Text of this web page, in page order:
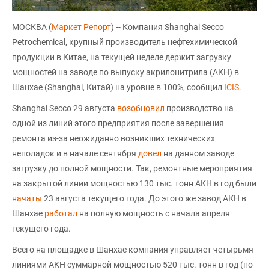
МОСКВА (Маркет Репорт) -- Компания Shanghai Secco
Petrochemical, крупный производитель нефтехимической
продукции в Китае, на текущей неделе держит загрузку
мощностей на заводе по выпуску акрилонитрила (АКН) в
Шанхае (Shanghai, Китай) на уровне в 100%, сообщил ICIS.
Shanghai Secco 29 августа возобновил производство на
одной из линий этого предприятия после завершения
ремонта из-за неожиданно возникших технических
неполадок и в начале сентября довел на данном заводе
загрузку до полной мощности. Так, ремонтные мероприятия
на закрытой линии мощностью 130 тыс. тонн АКН в год были
начаты 23 августа текущего года. До этого же завод АКН в
Шанхае работал на полную мощность с начала апреля
текущего года.
Всего на площадке в Шанхае компания управляет четырьмя
линиями АКН суммарной мощностью 520 тыс. тонн в год (по